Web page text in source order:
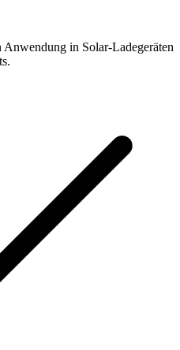
Anwendung in Solar-Ladegeräten